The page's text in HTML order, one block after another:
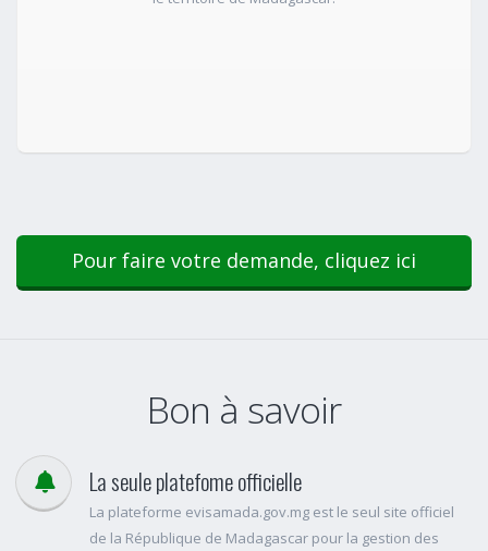
Pour faire votre demande, cliquez ici
Bon à savoir
La seule platefome officielle
La plateforme evisamada.gov.mg est le seul site officiel
de la République de Madagascar pour la gestion des